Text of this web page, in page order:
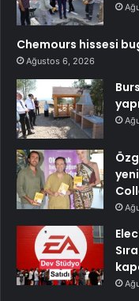
Chemours hissesi
Ağustos 6, 2026